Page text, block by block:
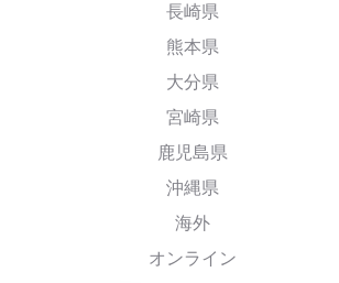
長崎県
熊本県
大分県
宮崎県
鹿児島県
沖縄県
海外
オンライン